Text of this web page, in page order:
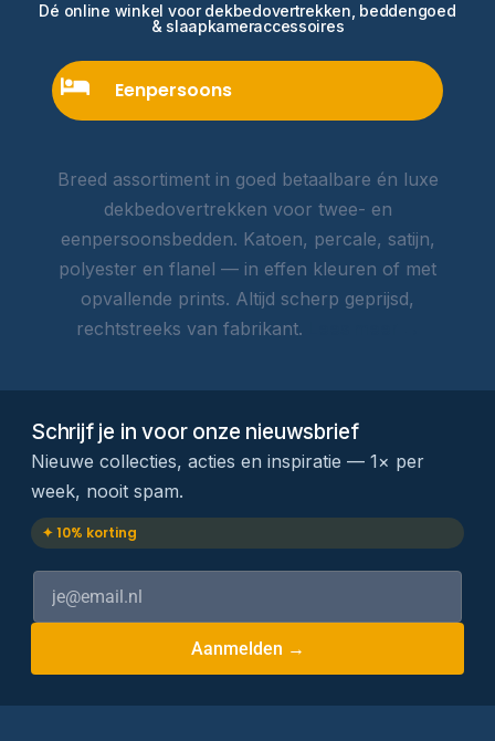
Dé online winkel voor dekbedovertrekken, beddengoed
& slaapkameraccessoires
Eenpersoons
Breed assortiment in goed betaalbare én luxe
dekbedovertrekken voor twee- en
eenpersoonsbedden. Katoen, percale, satijn,
polyester en flanel — in effen kleuren of met
opvallende prints. Altijd scherp geprijsd,
rechtstreeks van fabrikant.
Schrijf je in voor onze nieuwsbrief
Nieuwe collecties, acties en inspiratie — 1× per
week, nooit spam.
✦ 10% korting
Aanmelden →